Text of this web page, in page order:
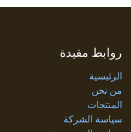
روابط مفيدة
الرئيسية
من نحن
المنتجات
سياسة الشركة